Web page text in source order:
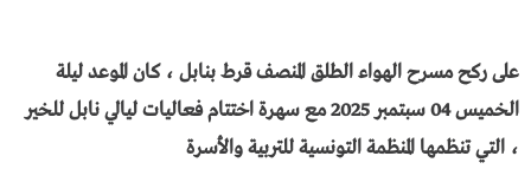
على ركح مسرح الهواء الطلق المنصف قرط بنابل ، كان الموعد ليلة
الخميس 04 سبتمبر 2025 مع سهرة اختتام فعاليات ليالي نابل للخير
، التي تنظمها المنظمة التونسية للتربية والأسرة